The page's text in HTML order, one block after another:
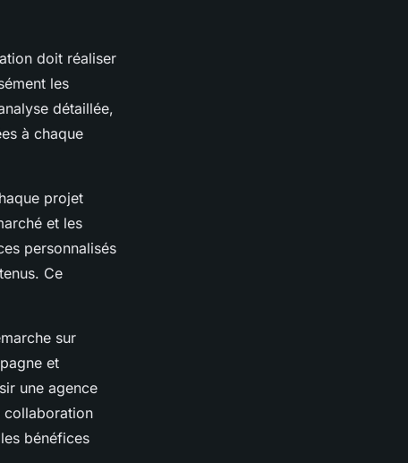
doit réaliser
les
détaillée,
à chaque
projet
et les
personnalisés
Ce
sur
et
une agence
collaboration
bénéfices